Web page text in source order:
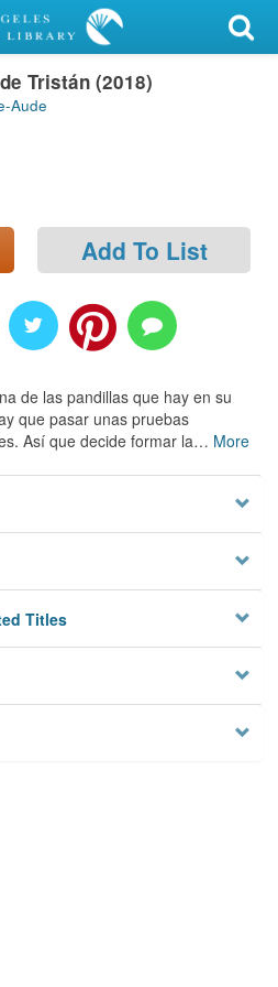
Tristán (2018)
Aude
Add To List
de las pandillas que hay en su
que pasar unas pruebas
Así que decide formar la… More
Titles